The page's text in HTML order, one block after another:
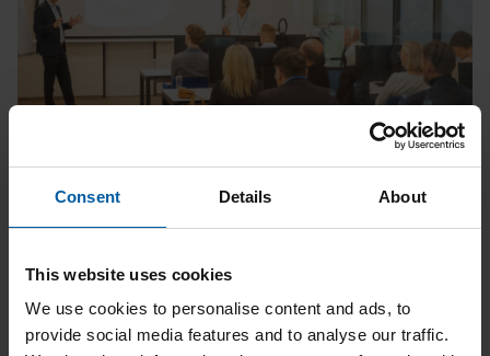
Consent Details About
This website uses cookies
We use cookies to personalise content and ads, to
provide social media features and to analyse our traffic.
Unsere praxisorientierten Workshops bieten eine
hervorragende Gelegenheit, theoretisches Wissen in die
können die Teilnehmer neue Techniken und Materialien
ausprobieren und ihre Fertigkeiten vertiefen.